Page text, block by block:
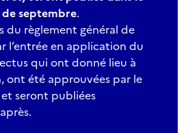
septembre.
du règlement général de
l’entrée en application du
qui ont donné lieu à
ont été approuvées par le
et seront publiées